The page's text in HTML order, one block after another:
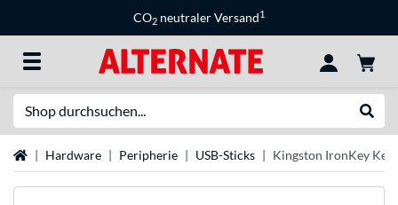
CO2 neutraler Versand1
StartseiteHardware Peripherie USB-Sticks Kingston IronKey